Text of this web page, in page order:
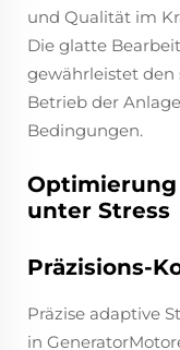
und Qualität im
Die glatte
gewährleistet
Betrieb der
Bedingungen.
unter Stress
Präzisions-
Präzise adaptive
in